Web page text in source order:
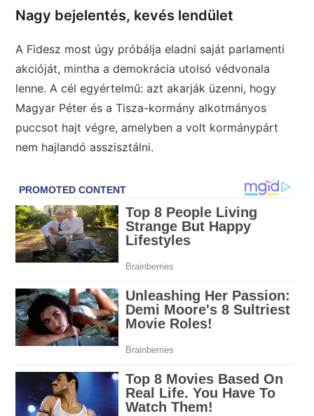
Nagy bejelentés, kevés lendület
A Fidesz most úgy próbálja eladni saját parlamenti
akcióját, mintha a demokrácia utolsó védvonala
lenne. A cél egyértelmű: azt akarják üzenni, hogy
Magyar Péter és a Tisza-kormány alkotmányos
puccsot hajt végre, amelyben a volt kormánypárt
nem hajlandó asszisztálni.